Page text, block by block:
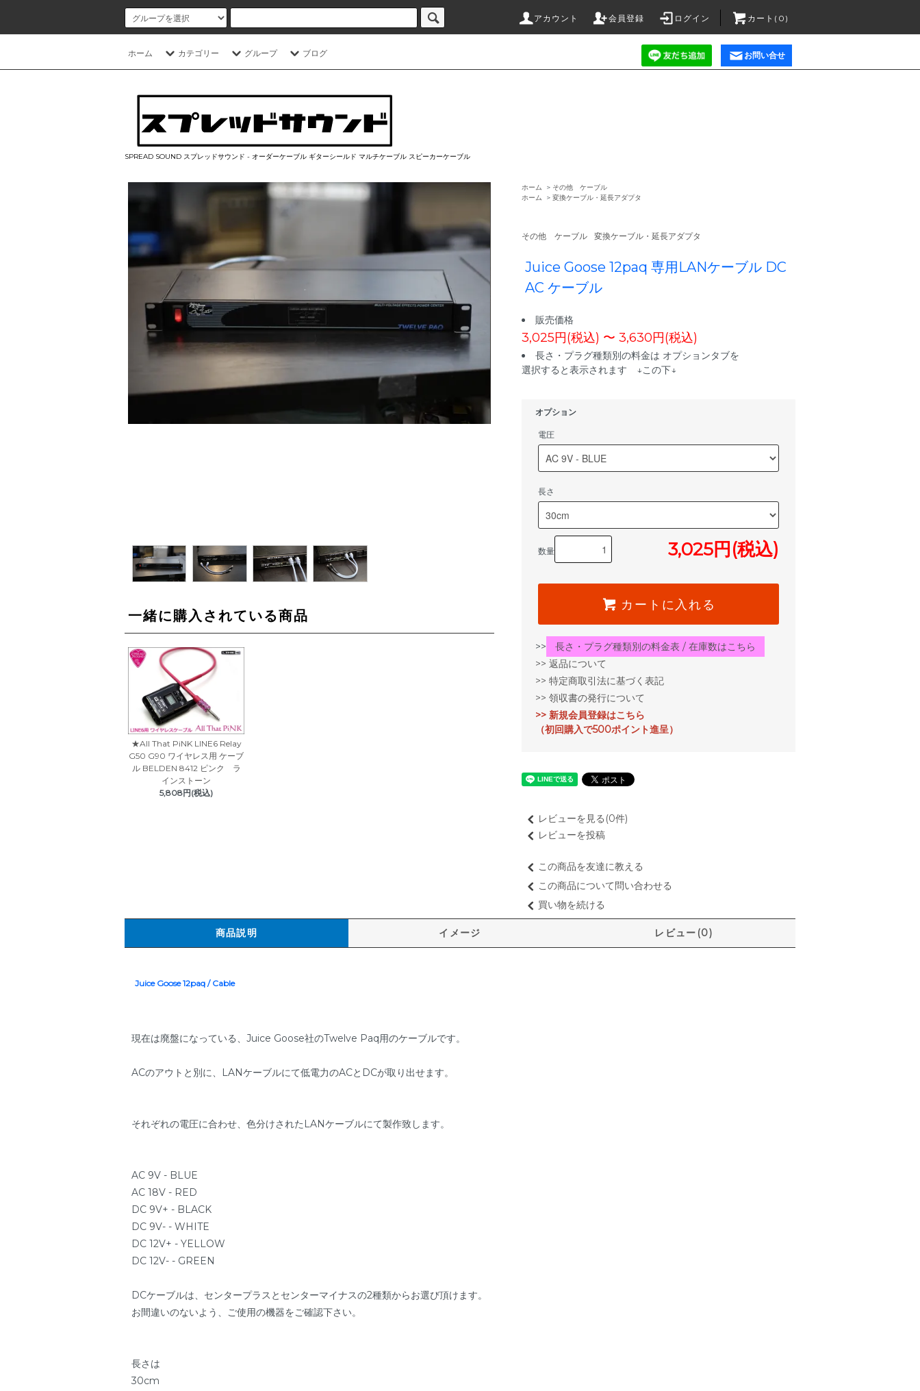
アカウント 会員登録 ログイン カート(0)
ホーム カテゴリー グループ ブログ お問い合せ
SPREAD SOUND スプレッドサウンド - オーダーケーブル ギターシールド マルチケーブル スピーカーケーブル
一緒に購入されている商品
★All That PiNK LINE6 Relay
G50 G90 ワイヤレス用 ケーブ
ル BELDEN 8412 ピンク ラ
インストーン
5,808円(税込)
ホーム > その他 ケーブル
ホーム
> 変換ケーブル・延長アダプタ
その他 ケーブル 変換ケーブル・延長アダプタ
Juice Goose 12paq 専用LANケーブル DC
AC ケーブル
販売価格
3,025円(税込) 〜 3,630円(税込)
長さ・プラグ種類別の料金は オプションタブを
選択すると表示されます ↓この下↓
オプション
電圧
長さ
数量 3,025円(税込)
カートに入れる
>>
長さ・プラグ種類別の料金表 / 在庫数はこちら
>> 返品について
>> 特定商取引法に基づく表記
>> 領収書の発行について
>> 新規会員登録はこちら
（初回購入で500ポイント進呈）
レビューを見る(0件)
レビューを投稿
この商品を友達に教える
この商品について問い合わせる
買い物を続ける
商品説明 イメージ レビュー(0)
Juice Goose 12paq / Cable
現在は廃盤になっている、Juice Goose社のTwelve Paq用のケーブルです。
ACのアウトと別に、LANケーブルにて低電力のACとDCが取り出せます。
それぞれの電圧に合わせ、色分けされたLANケーブルにて製作致します。
AC 9V - BLUE
AC 18V - RED
DC 9V+ - BLACK
DC 9V- - WHITE
DC 12V+ - YELLOW
DC 12V- - GREEN
DCケーブルは、センタープラスとセンターマイナスの2種類からお選び頂けます。
お間違いのないよう、ご使用の機器をご確認下さい。
長さは
30cm